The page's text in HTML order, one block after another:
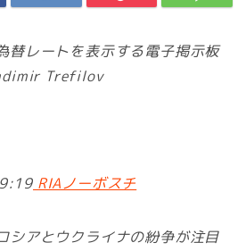
替レートを表示する電子掲示板
Trefilov
RIAノーボスチ
シアとウクライナの紛争が注目